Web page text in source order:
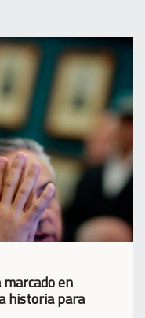
marcado en
historia para